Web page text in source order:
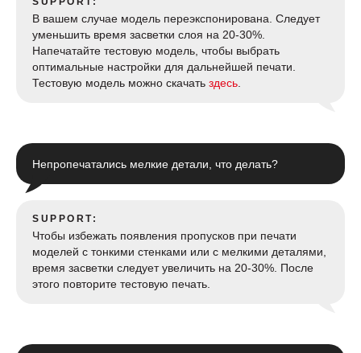
В вашем случае модель переэкспонирована. Следует
уменьшить время засветки слоя на 20-30%.
Напечатайте тестовую модель, чтобы выбрать
оптимальные настройки для дальнейшей печати.
Тестовую модель можно скачать здесь
Непропечатались мелкие детали, что делать?
SUPPORT:
Чтобы избежать появления пропусков при печати
моделей с тонкими стенками или с мелкими деталями,
время засветки следует увеличить на 20-30%. После
этого повторите тестовую печать.